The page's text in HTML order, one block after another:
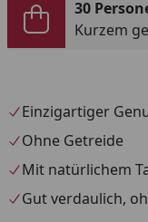
30
Kurzem
Einzigartiger
Ohne Getreide
Mit natürlichem
Gut verdaulich,